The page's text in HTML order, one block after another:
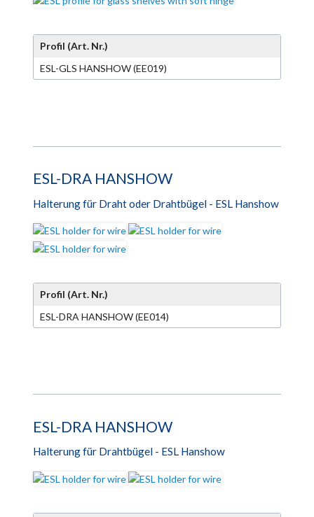
Profil (Art. Nr.)
ESL-GLS HANSHOW (EE019)
ESL-DRA HANSHOW
Halterung für Draht oder Drahtbügel - ESL Hanshow
Profil (Art. Nr.)
ESL-DRA HANSHOW (EE014)
ESL-DRA HANSHOW
Halterung für Drahtbügel - ESL Hanshow